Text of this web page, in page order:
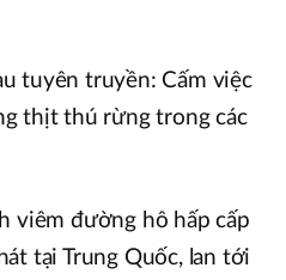
tuyên truyền: Cấm việc
thịt thú rừng trong các
viêm đường hô hấp cấp
tại Trung Quốc, lan tới